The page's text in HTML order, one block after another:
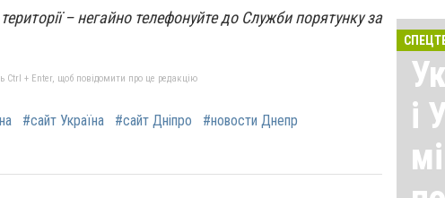
– негайно телефонуйте до Служби порятунку за
Ctrl + Enter, щоб повідомити про це редакцію
#сайт Україна #сайт Дніпро
#новости Днепр
і